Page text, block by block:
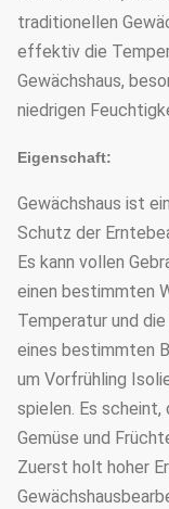
traditionellen
effektiv die
Gewächshaus,
niedrigen
Eigenschaft:
Gewächshaus ist
Schutz der
Es kann vollen
einen bestimmten
Temperatur und
eines bestimmten
um Vorfrühling
spielen. Es scheint,
Gemüse und
Zuerst holt hoher